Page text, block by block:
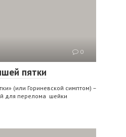
0
пятки
(или Гориневской симптом) –
для перелома шейки